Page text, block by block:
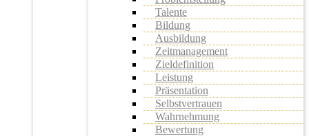
Talente
Bildung
Ausbildung
Zeitmanagement
Zieldefinition
Leistung
Präsentation
Selbstvertrauen
Wahrnehmung
Bewertung